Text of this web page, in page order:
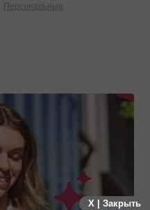
Персональные
X | Закрыть